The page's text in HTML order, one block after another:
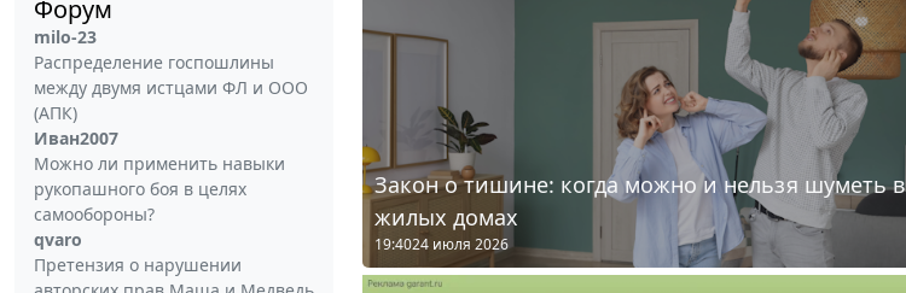
Форум
milo-23
Распределение госпошлины
между двумя истцами ФЛ и ООО
(АПК)
Иван2007
Можно ли применить навыки
рукопашного боя в целях
самообороны?
qvaro
Претензия о нарушении
Закон о тишине: когда можно и нельзя шуметь в
жилых домах
19:4024 июля 2026